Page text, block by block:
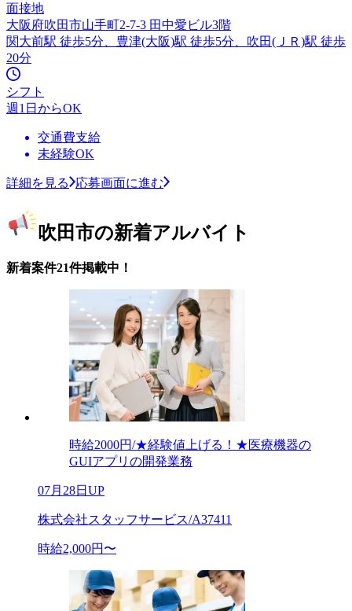
面接地
大阪府吹田市山手町2-7-3 田中愛ビル3階
関大前駅 徒歩5分、豊津(大阪)駅 徒歩5分、吹田(ＪＲ)駅 徒歩
20分
シフト
週1日からOK
交通費支給
未経験OK
詳細を見る 応募画面に進む
吹田市の新着アルバイト
新着案件21件掲載中！
時給2000円/★経験値上げる！★医療機器の
GUIアプリの開発業務
07月28日UP
株式会社スタッフサービス/A37411
時給2,000円〜